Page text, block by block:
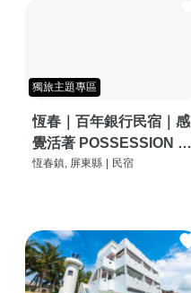
獨旅主題專區
恆春｜百年銀行民宿｜感
覺活著 POSSESSION |
背包客棧 | 恆春必住特色
恆春鎮, 屏東縣 民宿